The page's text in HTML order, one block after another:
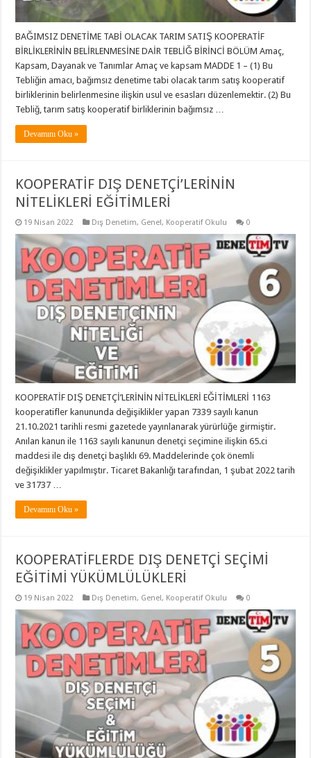
BAĞIMSIZ DENETİME TABİ OLACAK TARIM SATIŞ KOOPERATİF
BİRLİKLERİNİN BELİRLENMESİNE DAİR TEBLİĞ BİRİNCİ BÖLÜM Amaç,
Kapsam, Dayanak ve Tanımlar Amaç ve kapsam MADDE 1 – (1) Bu
Tebliğin amacı, bağımsız denetime tabi olacak tarım satış kooperatif
birliklerinin belirlenmesine ilişkin usul ve esasları düzenlemektir. (2) Bu
Tebliğ, tarım satış kooperatif birliklerinin bağımsız …
Devamını Oku »
KOOPERATİF DIŞ DENETÇİ’LERİNİN
NİTELİKLERİ EĞİTİMLERİ
19 Nisan 2022 Dış Denetim, Genel, Kooperatif Okulu 0
KOOPERATİF DIŞ DENETÇİ’LERİNİN NİTELİKLERİ EĞİTİMLERİ 1163
kooperatifler kanununda değişiklikler yapan 7339 sayılı kanun
21.10.2021 tarihli resmi gazetede yayınlanarak yürürlüğe girmiştir.
Anılan kanun ile 1163 sayılı kanunun denetçi seçimine ilişkin 65.ci
maddesi ile dış denetçi başlıklı 69. Maddelerinde çok önemli
değişiklikler yapılmıştır. Ticaret Bakanlığı tarafından, 1 şubat 2022 tarih
ve 31737 …
Devamını Oku »
KOOPERATİFLERDE DIŞ DENETÇİ SEÇİMİ
EĞİTİMİ YÜKÜMLÜLÜKLERİ
19 Nisan 2022 Dış Denetim, Genel, Kooperatif Okulu 0